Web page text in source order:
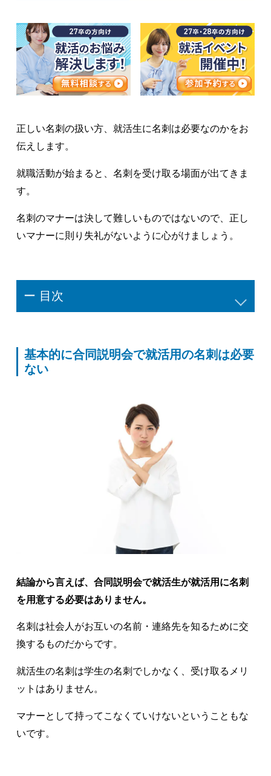
正しい名刺の扱い方、就活生に名刺は必要なのかをお
伝えします。
就職活動が始まると、名刺を受け取る場面が出てきま
す。
名刺のマナーは決して難しいものではないので、正し
いマナーに則り失礼がないように心がけましょう。
ー 目次
基本的に合同説明会で就活用の名刺は必要
ない
結論から言えば、合同説明会で就活生が就活用に名刺
を用意する必要はありません。
名刺は社会人がお互いの名前・連絡先を知るために交
換するものだからです。
就活生の名刺は学生の名刺でしかなく、受け取るメリ
ットはありません。
マナーとして持ってこなくていけないということもな
いです。